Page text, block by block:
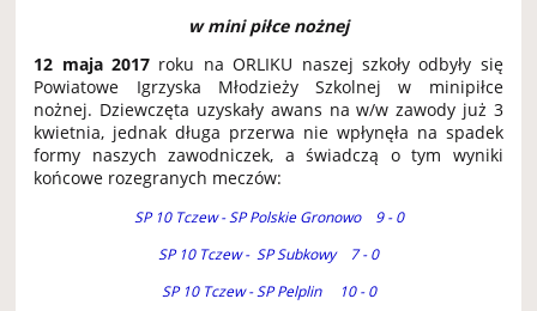
w mini piłce nożnej
12 maja 2017 roku na ORLIKU naszej szkoły odbyły się
Powiatowe Igrzyska Młodzieży Szkolnej w minipiłce
nożnej. Dziewczęta uzyskały awans na w/w zawody już 3
kwietnia, jednak długa przerwa nie wpłynęła na spadek
formy naszych zawodniczek, a świadczą o tym wyniki
końcowe rozegranych meczów:
SP 10 Tczew - SP Polskie Gronowo 9 - 0
SP 10 Tczew - SP Subkowy 7 - 0
SP 10 Tczew - SP Pelplin 10 - 0